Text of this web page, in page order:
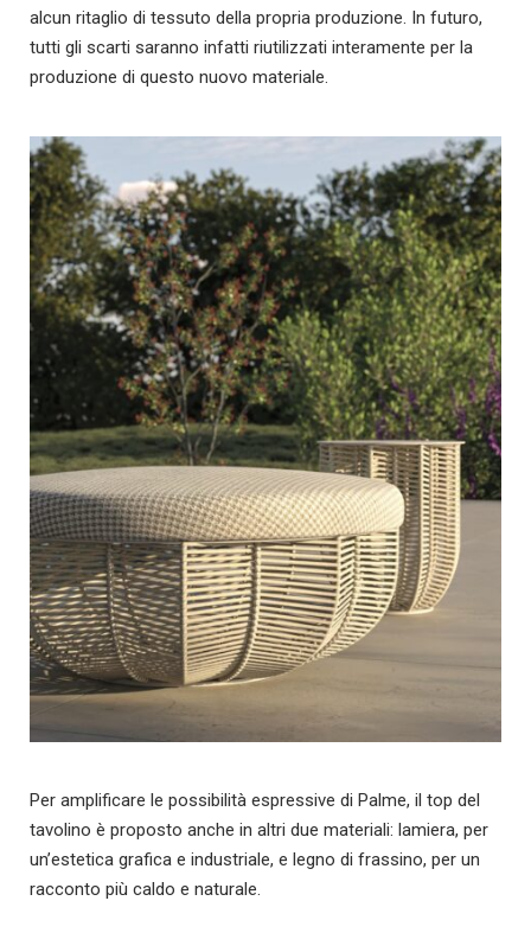
alcun ritaglio di tessuto della propria produzione. In futuro,
tutti gli scarti saranno infatti riutilizzati interamente per la
produzione di questo nuovo materiale.
Per amplificare le possibilità espressive di Palme, il top del
tavolino è proposto anche in altri due materiali: lamiera, per
un’estetica grafica e industriale, e legno di frassino, per un
racconto più caldo e naturale.